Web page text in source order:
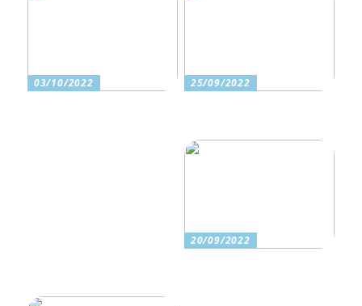
03/10/2022
25/09/2022
20/09/2022